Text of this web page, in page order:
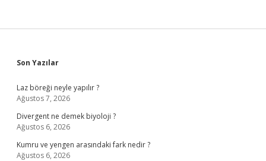
Sidebar
Son Yazılar
Laz böreği neyle yapılır ?
Ağustos 7, 2026
Divergent ne demek biyoloji ?
Ağustos 6, 2026
Kumru ve yengen arasındaki fark nedir ?
Ağustos 6, 2026